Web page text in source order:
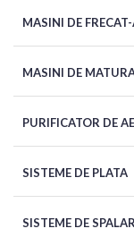
MASINI DE
MASINI DE
PURIFICATOR DE
SISTEME DE PLATA
SISTEME DE